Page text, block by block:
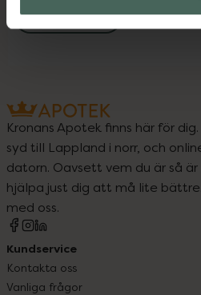
Hudvård
Kronans Apotek finns här för
syd till Lappland i norr, och
datorn. Oavsett vem du är så
hjälpa just dig att må lite
med oss.
Kundservice
Kontakta oss
Vanliga frågor